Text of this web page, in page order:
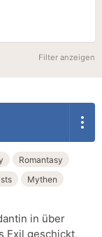
Filter anzeigen
Romantasy
Mythen
in über
Exil geschickt,